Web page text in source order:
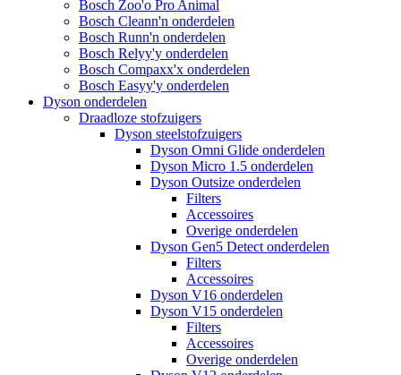
Bosch Zoo'o Pro Animal
Bosch Cleann'n onderdelen
Bosch Runn'n onderdelen
Bosch Relyy'y onderdelen
Bosch Compaxx'x onderdelen
Bosch Easyy'y onderdelen
Dyson onderdelen
Draadloze stofzuigers
Dyson steelstofzuigers
Dyson Omni Glide onderdelen
Dyson Micro 1.5 onderdelen
Dyson Outsize onderdelen
Filters
Accessoires
Overige onderdelen
Dyson Gen5 Detect onderdelen
Filters
Accessoires
Dyson V16 onderdelen
Dyson V15 onderdelen
Filters
Accessoires
Overige onderdelen